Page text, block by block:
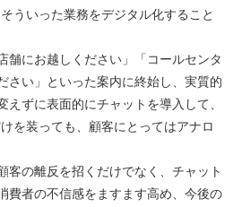
ういった業務をデジタル化すること
舗にお越しください」「コールセンタ
さい」といった案内に終始し、実質的
えずに表面的にチャットを導入して、
を装っても、顧客にとってはアナロ
客の離反を招くだけでなく、チャット
費者の不信感をますます高め、今後の